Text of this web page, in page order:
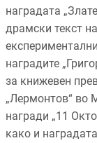
наградата
драмски текст
наградите
за книжевен
„Лермонтов“ во
награди „11
како и